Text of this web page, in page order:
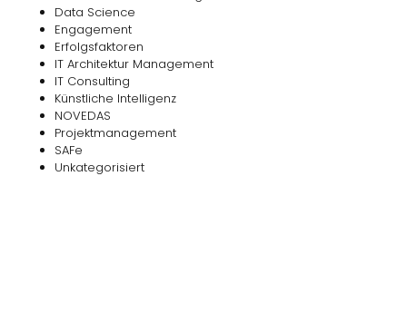
Data Science
Engagement
Erfolgsfaktoren
IT Architektur Management
IT Consulting
Künstliche Intelligenz
NOVEDAS
Projektmanagement
SAFe
Unkategorisiert